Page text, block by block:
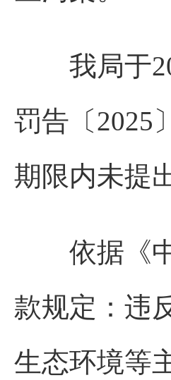
我局于
罚告〔2025
期限内未提
依据《中
款规定：违
生态环境等